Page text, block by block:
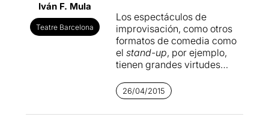
Iván F. Mula
Teatre Barcelona
Los espectáculos de
improvisación, como otros
formatos de comedia como
el stand-up, por ejemplo,
tienen grandes virtudes
proximidad, pero también
inconvenientes como el
poco margen de reinvención
26/04/2015